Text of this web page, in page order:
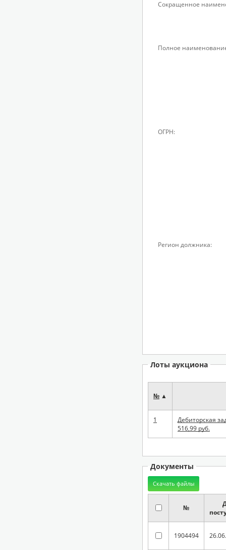
Сокращенное
Полное
ОГРН:
Регион должника:
Лоты аукциона
№ ▲
1
Дебиторская
516,99 руб.
Документы
№
1904494